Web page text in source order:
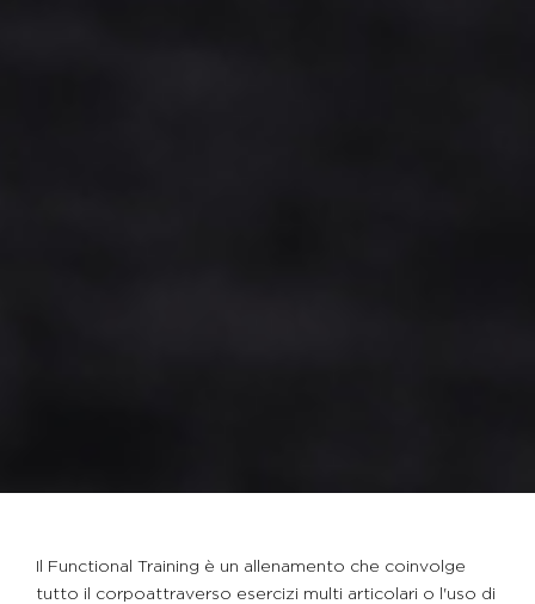
Il Functional Training è un allenamento che coinvolge
tutto il corpoattraverso esercizi multi articolari o l'uso di